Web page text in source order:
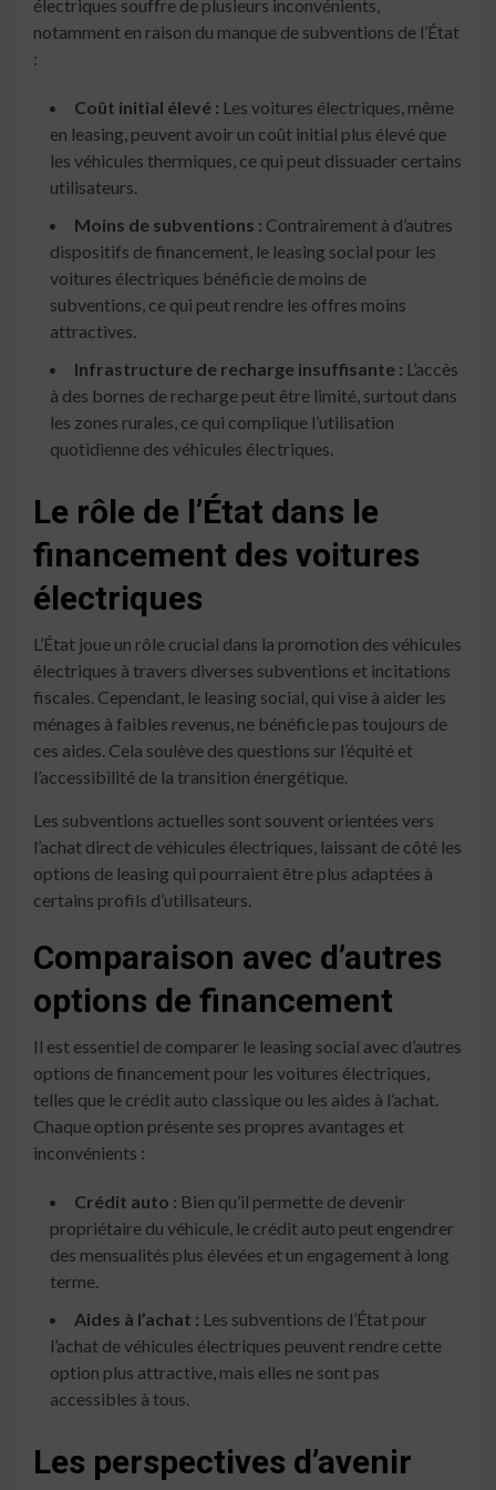
électriques souffre de plusieurs inconvénients,
notamment en raison du manque de subventions de l’État
:
Coût initial élevé : Les voitures électriques, même
en leasing, peuvent avoir un coût initial plus élevé que
les véhicules thermiques, ce qui peut dissuader certains
utilisateurs.
Moins de subventions : Contrairement à d’autres
dispositifs de financement, le leasing social pour les
voitures électriques bénéficie de moins de
subventions, ce qui peut rendre les offres moins
attractives.
Infrastructure de recharge insuffisante : L’accès
à des bornes de recharge peut être limité, surtout dans
les zones rurales, ce qui complique l’utilisation
quotidienne des véhicules électriques.
Le rôle de l’État dans le
financement des voitures
électriques
L’État joue un rôle crucial dans la promotion des véhicules
électriques à travers diverses subventions et incitations
fiscales. Cependant, le leasing social, qui vise à aider les
ménages à faibles revenus, ne bénéficie pas toujours de
ces aides. Cela soulève des questions sur l’équité et
l’accessibilité de la transition énergétique.
Les subventions actuelles sont souvent orientées vers
l’achat direct de véhicules électriques, laissant de côté les
options de leasing qui pourraient être plus adaptées à
certains profils d’utilisateurs.
Comparaison avec d’autres
options de financement
Il est essentiel de comparer le leasing social avec d’autres
options de financement pour les voitures électriques,
telles que le crédit auto classique ou les aides à l’achat.
Chaque option présente ses propres avantages et
inconvénients :
Crédit auto : Bien qu’il permette de devenir
propriétaire du véhicule, le crédit auto peut engendrer
des mensualités plus élevées et un engagement à long
terme.
Aides à l’achat : Les subventions de l’État pour
l’achat de véhicules électriques peuvent rendre cette
option plus attractive, mais elles ne sont pas
accessibles à tous.
Les perspectives d’avenir